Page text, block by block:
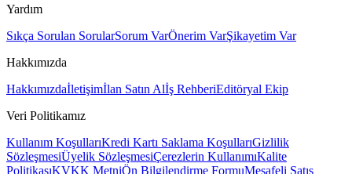
Yardım
Sıkça Sorulan SorularSorum VarÖnerim VarŞikayetim Var
Hakkımızda
Hakkımızdaİletişimİlan Satın Alİş RehberiEditöryal Ekip
Veri Politikamız
Kullanım KoşullarıKredi Kartı Saklama KoşullarıGizlilik
SözleşmesiÜyelik SözleşmesiÇerezlerin KullanımıKalite
PolitikasıKVKK MetniÖn Bilgilendirme FormuMesafeli Satış